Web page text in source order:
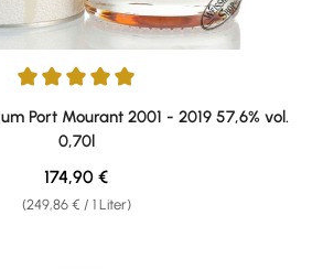
Port Mourant 2001 - 2019 57,6% vol.
0,70l
(249,86 € / 1 Liter)
Regulärer Preis:
174,90 €